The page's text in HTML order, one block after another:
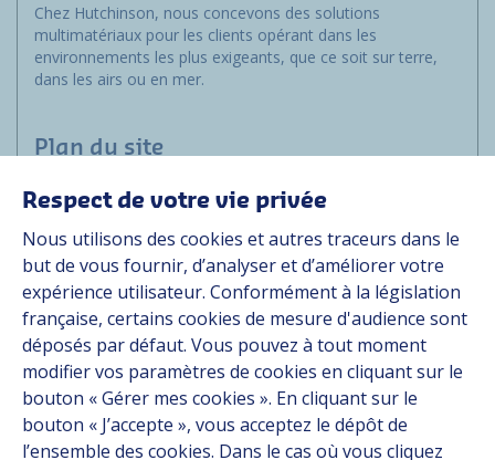
Chez Hutchinson, nous concevons des solutions
multimatériaux pour les clients opérant dans les
environnements les plus exigeants, que ce soit sur terre,
dans les airs ou en mer.
Plan du site
Marchés
Solutions
Ressources
À propos
Carrière
Contact
Suivez-nous
Respect de votre vie privée
Nous utilisons des cookies et autres traceurs dans le
but de vous fournir, d’analyser et d’améliorer votre
expérience utilisateur. Conformément à la législation
française, certains cookies de mesure d'audience sont
déposés par défaut. Vous pouvez à tout moment
modifier vos paramètres de cookies en cliquant sur le
bouton « Gérer mes cookies ». En cliquant sur le
bouton « J’accepte », vous acceptez le dépôt de
l’ensemble des cookies. Dans le cas où vous cliquez